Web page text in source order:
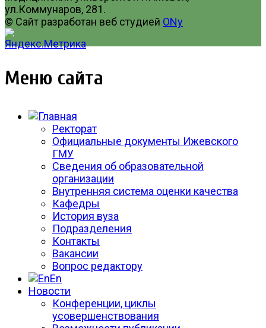
ул.Коммунаров, 281.
© Сайт разработан веб студией ONy
Меню сайта
Ректорат
Официальные документы Ижевского
ГМУ
Сведения об образовательной
организации
Внутренняя система оценки качества
Кафедры
История вуза
Подразделения
Контакты
Вакансии
Вопрос редактору
En
Новости
Конференции, циклы
усовершенствования